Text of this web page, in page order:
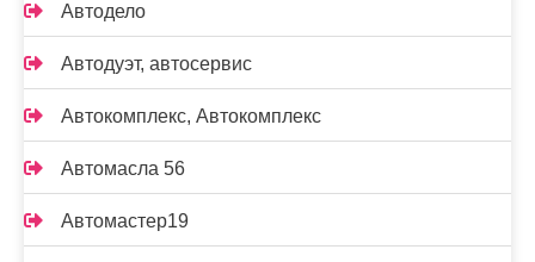
Автодело
Автодуэт, автосервис
Автокомплекс, Автокомплекс
Автомасла 56
Автомастер19